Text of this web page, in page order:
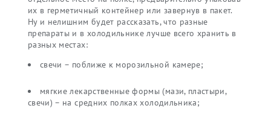
их в герметичный контейнер или завернув в пакет.
Ну и нелишним будет рассказать, что разные
препараты и в холодильнике лучше всего хранить в
разных местах:
свечи – поближе к морозильной камере;
мягкие лекарственные формы (мази, пластыри,
свечи) – на средних полках холодильника;